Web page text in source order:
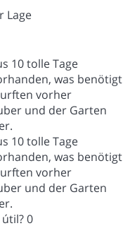
Lage
10 tolle Tage
was benötigt
vorher
und der Garten
10 tolle Tage
was benötigt
vorher
und der Garten
0